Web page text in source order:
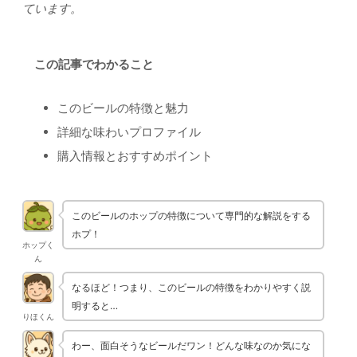
ています。
この記事でわかること
このビールの特徴と魅力
詳細な味わいプロファイル
購入情報とおすすめポイント
ホップく
ん
このビールのホップの特徴について専門的な解説をする
ホプ！
りほくん
なるほど！つまり、このビールの特徴をわかりやすく説
明すると…
わー、面白そうなビールだワン！どんな味なのか気にな